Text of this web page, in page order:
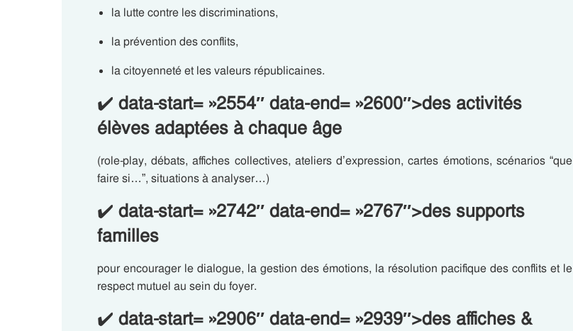
la lutte contre les discriminations,
la prévention des conflits,
la citoyenneté et les valeurs républicaines.
✔️ data-start= »2554″ data-end= »2600″>des activités
élèves adaptées à chaque âge
(role-play, débats, affiches collectives, ateliers d’expression, cartes émotions, scénarios “que
faire si…”, situations à analyser…)
✔️ data-start= »2742″ data-end= »2767″>des supports
familles
pour encourager le dialogue, la gestion des émotions, la résolution pacifique des conflits et le
respect mutuel au sein du foyer.
✔️ data-start= »2906″ data-end= »2939″>des affiches &